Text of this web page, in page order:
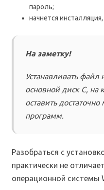
пароль;
начнется
На заметку!
Устанавливать файл
основной диск С, на
оставить достаточно
программ.
Разобраться с
практически не
операционной системы